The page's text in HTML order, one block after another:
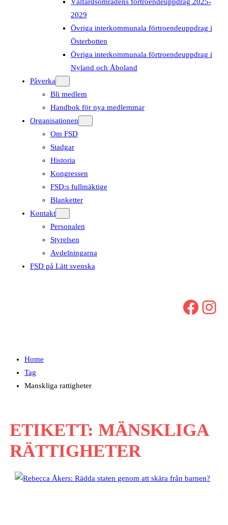
2029
Övriga interkommunala förtroendeuppdrag i
Österbotten
Övriga interkommunala förtroendeuppdrag i
Nyland och Åboland
Påverka
Bli medlem
Handbok för nya medlemmar
Organisationen
Om FSD
Stadgar
Historia
Kongressen
FSD:s fullmäktige
Blanketter
Kontakt
Personalen
Styrelsen
Avdelningarna
FSD på Lätt svenska
Facebook Instagram
Home
Tag
Manskliga rattigheter
ETIKETT: MÄNSKLIGA
RÄTTIGHETER